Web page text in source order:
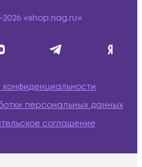
2026 «shop.nag.ru»
конфиденциальности
персональных данных
соглашение